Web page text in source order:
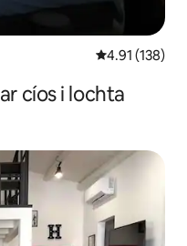
Meánrátáil
4.91 (138)
cíos i lochta